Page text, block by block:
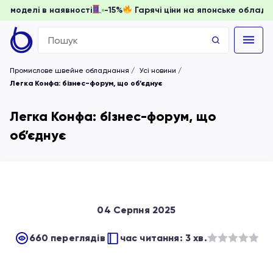
доки моделі в наявності -15% Гарячі ціни на
Search
for:
Промислове швейне обладнання
Усі новини
Легка Конфа: бізнес-форум, що об’єднує
Легка Конфа: бізнес-форум, що
об’єднує
04 Серпня 2025
660 переглядів час читання: 3 хв.